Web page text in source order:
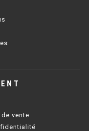
vente